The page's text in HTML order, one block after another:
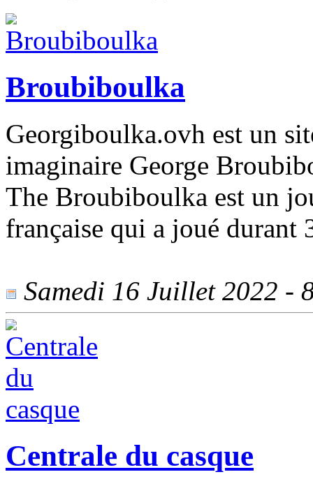
Broubiboulka
Georgiboulka.ovh est un
imaginaire George
The Broubiboulka est un
française qui a joué durant
Samedi 16 Juillet 2022 -
Centrale du casque